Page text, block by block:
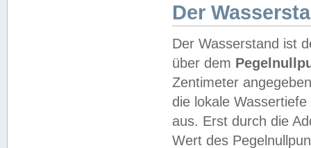
Der
Der Wasserstand ist
über dem
Zentimeter
die lokale
aus. Erst durch die
Wert des